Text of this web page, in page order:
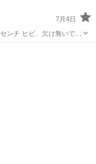
7月4日
チ ヒビ、欠け無いです
箱、説明書無し 飾ってありました 宜しくお願います 自宅3階